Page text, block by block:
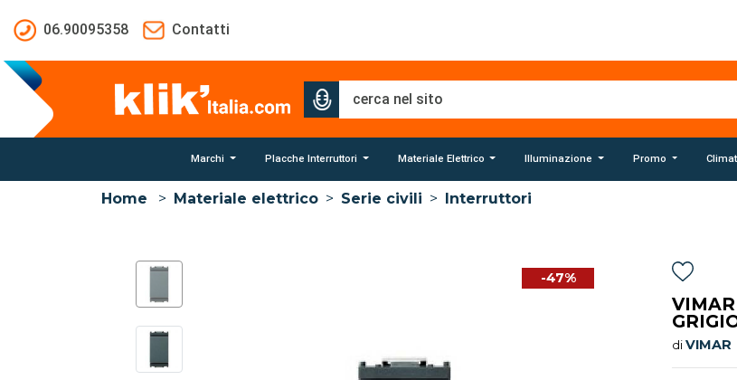
06.90095358
Contatti
Marchi Placche Interruttori Materiale Elettrico Illuminazione Promo
Home > Materiale elettrico > Serie civili > Interruttori
-47%
VIMAR
di VIMAR